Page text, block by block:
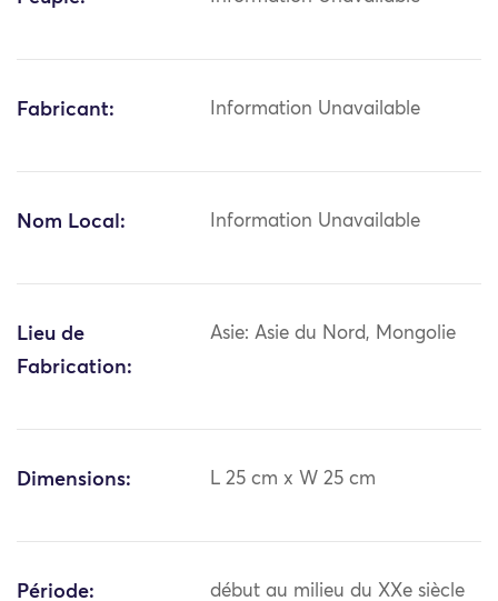
Fabricant: Information Unavailable
Nom Local: Information Unavailable
Lieu de
Fabrication:
Asie: Asie du Nord, Mongolie
Dimensions: L 25 cm x W 25 cm
Période: début au milieu du XXe siècle